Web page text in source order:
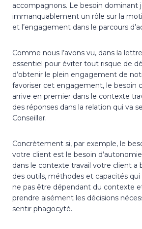
accompagnons. Le besoin dominant
immanquablement un rôle sur la
et l’engagement dans le parcours
Comme nous l’avons vu, dans la
essentiel pour éviter tout risque de
d’obtenir le plein engagement de
favoriser cet engagement, le besoin
arrive en premier dans le contexte
des réponses dans la relation qui va
Conseiller.
Concrètement si, par exemple, le
votre client est le besoin
dans le contexte travail votre client a
des outils, méthodes et capacités
ne pas être dépendant du contexte
prendre aisément les décisions
sentir phagocyté.